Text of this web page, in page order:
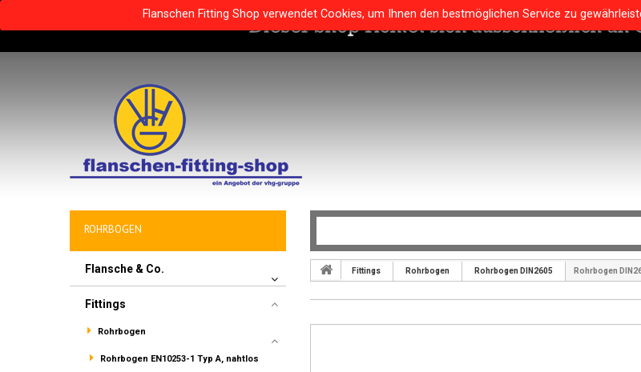
Flanschen Fitting Shop verwendet Cookies, um Ihnen den bestmöglichen Service zu
ROHRBOGEN
Flansche & Co.
Fittings
Rohrbogen
Rohrbogen EN10253-1 Typ A, nahtlos
Fittings Rohrbogen Rohrbogen DIN2605 Rohrbogen